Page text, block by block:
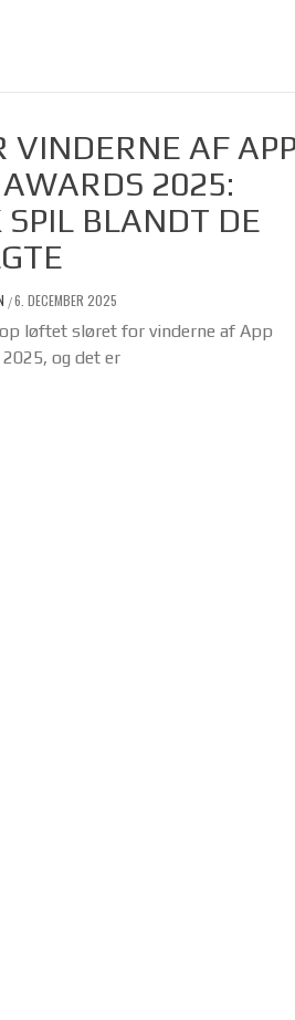
VINDERNE AF APP
AWARDS 2025:
SPIL BLANDT DE
/6. DECEMBER 2025
løftet sløret for vinderne af App
og det er